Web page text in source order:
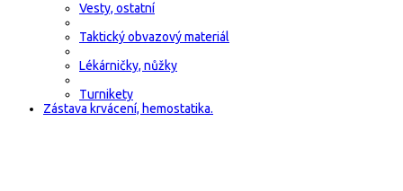
Vesty, ostatní
Taktický obvazový materiál
Lékárničky, nůžky
Turnikety
Zástava krvácení, hemostatika.